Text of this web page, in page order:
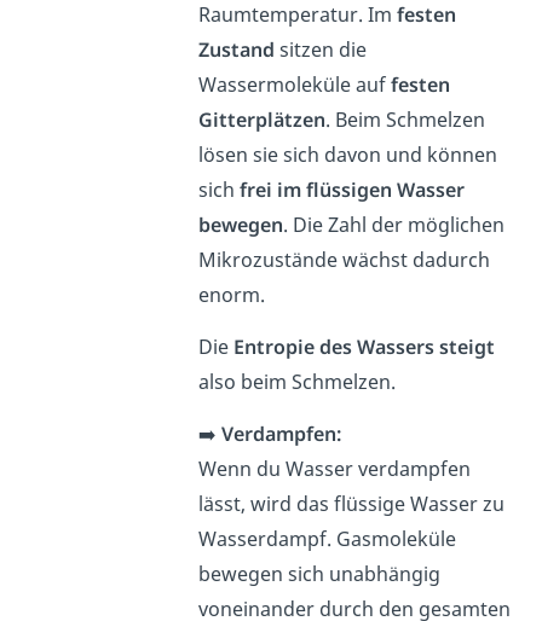
Raumtemperatur. Imfesten
Zustand sitzen die
Wassermoleküle auffesten
Gitterplätzen. Beim Schmelzen
lösen sie sich davon und können
sichfrei im flüssigen Wasser
bewegen. Die Zahl der möglichen
Mikrozustände wächst dadurch
enorm.
Die Entropiedes Wasserssteigt
also beim Schmelzen.
➡️Verdampfen:
Wenn du Wasser verdampfen
lässt, wird das flüssige Wasser zu
Wasserdampf. Gasmoleküle
bewegen sich unabhängig
voneinander durch den gesamten